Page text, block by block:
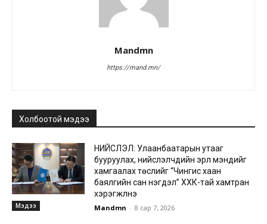
Mandmn
https://mand.mn/
Холбоотой мэдээ
Мэдээ
НИЙСЛЭЛ: Улаанбаатарын утааг
бууруулах, нийслэлчүүдийн эрүүл мэндийг
хамгаалах төслийг “Чингис хаан
баялгийн сан нэгдэл” ХХК-тай хамтран
хэрэгжүүлнэ
Mandmn - 8 сар 7, 2026